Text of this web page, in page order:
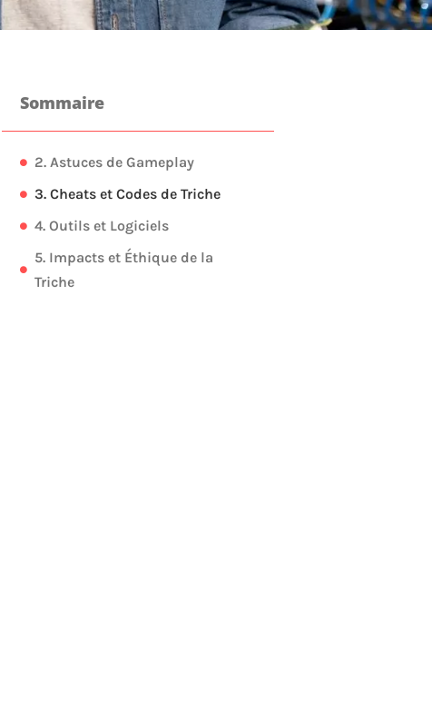
Sommaire
2. Astuces de Gameplay
3. Cheats et Codes de Triche
4. Outils et Logiciels
5. Impacts et Éthique de la
Triche